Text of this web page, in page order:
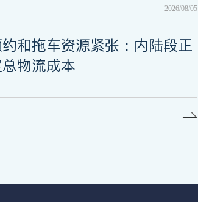
2026/08/05
和拖车资源紧张：内陆段正
物流成本